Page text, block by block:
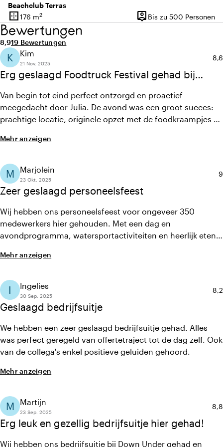
Beachclub Terras
border_outer
Oberfläche
176 m2 person_pin
Kapazität
Bis zu 500 Personen
Bewertungen
Durchschnittliche Bewertung von 8,9 von 10
8,9Anzahl der Bewertungen: 19
19 Bewertungen
Erg geslaagd Foodtruck Festival gehad bij
K Kim
21 Nov. 2025
8,6
Van begin tot eind perfect ontzorgd en proactief
meegedacht door Julia. De avond was een groot succes:
prachtige locatie, originele opzet met de foodkraampjes en
ontspannen en feestelijk. We hebben alleen maar
Zeker voor herhaling vatbaar.
Mehr anzeigen
Zeer geslaagd personeelsfeest
M Marjolein
23 Okt. 2025
9
Wij hebben ons personeelsfeest voor ongeveer 350
medewerkers hier gehouden. Met een dag en
avondprogramma, watersportactiviteiten en heerlijk eten
en ontzorgt. Alleen maar positieve reacties ontvangen, we
Mehr anzeigen
Geslaagd bedrijfsuitje
I Ingelies
30 Sep. 2025
8,2
We hebben een zeer geslaagd bedrijfsuitje gehad. Alles
was perfect geregeld van offertetraject tot de dag zelf. Ook
van de collega's enkel positieve geluiden gehoord.
Mehr anzeigen
Erg leuk en gezellig bedrijfsuitje hier gehad!
M Martijn
23 Sep. 2025
8,8
Wij hebben ons bedrijfsuitje bij Down Under gehad en